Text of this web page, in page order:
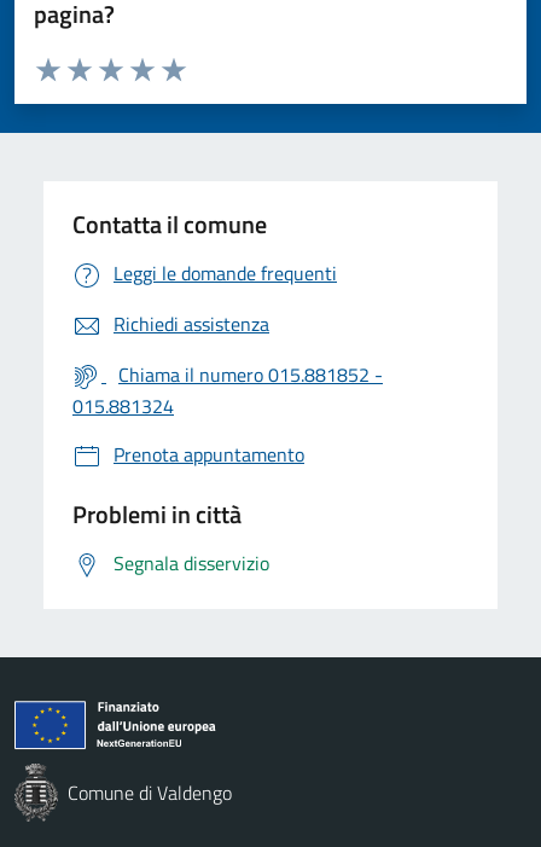
pagina?
Valuta da 1 a 5 stelle la pagina
Valuta 5 stelle su 5
Valuta 4 stelle su 5
Valuta 3 stelle su 5
Valuta 2 stelle su 5
Valuta 1 stelle su 5
Contatta il comune
Leggi le domande frequenti
Richiedi assistenza
Chiama il numero 015.881852 -
015.881324
Prenota appuntamento
Problemi in città
Segnala disservizio
Comune di Valdengo